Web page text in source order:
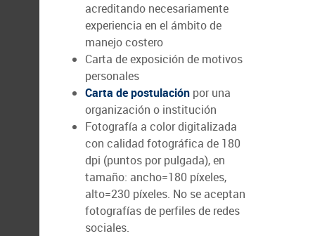
acreditando necesariamente
experiencia en el ámbito de
manejo costero
Carta de exposición de motivos
personales
Carta de postulación por una
organización o institución
Fotografía a color digitalizada
con calidad fotográfica de 180
dpi (puntos por pulgada), en
tamaño: ancho=180 píxeles,
alto=230 píxeles. No se aceptan
fotografías de perfiles de redes
sociales.